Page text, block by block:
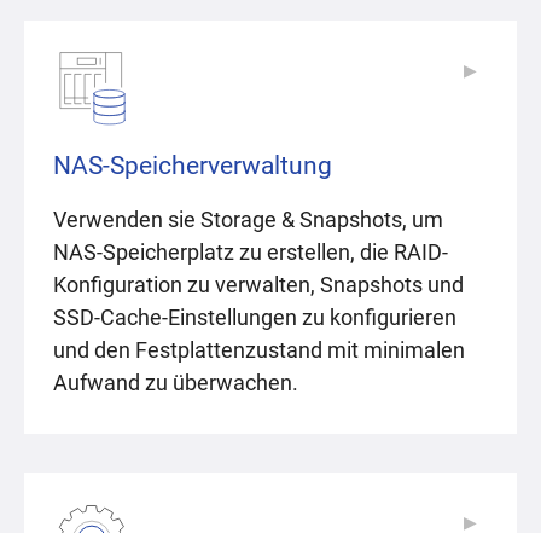
NAS-Speicherverwaltung
Verwenden sie Storage & Snapshots, um
NAS-Speicherplatz zu erstellen, die RAID-
Konfiguration zu verwalten, Snapshots und
SSD-Cache-Einstellungen zu konfigurieren
und den Festplattenzustand mit minimalen
Aufwand zu überwachen.
▶
▶